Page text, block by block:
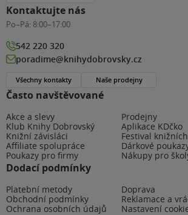
Často navštěvované
Akce a slevy
Prodejny
Klub Knihy Dobrovský
Aplikace KDčko
Knižní závisláci
Festival
Affiliate spolupráce
Dárkové
Poukazy pro firmy
Nákupy pro
Dodací podmínky
Platební metody
Doprava
Obchodní podmínky
Reklamace a
Ochrana osobních údajů
Nastavení
Kontaktujte nás
Po–Pá: 8:00–17:00
542 220 320
poradime@knihydobrovsky.cz
Všechny kontakty Naše prodejny